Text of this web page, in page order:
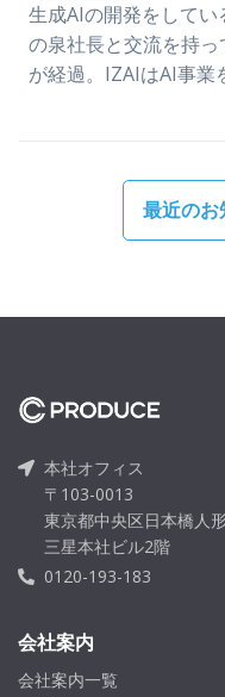
生成AIの開発をしてい
の泉社長と交流を持っ
が経過。IZAIはAI事業
最近のお
本社オフィス
〒103-0013
東京都中央区日本橋人
三星本社ビル2階
0120-193-183
会社案内
会社案内一覧